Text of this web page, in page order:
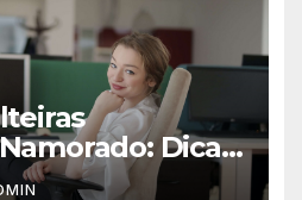
Dicas
o Amor